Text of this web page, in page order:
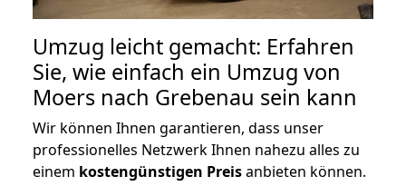
Umzug leicht gemacht: Erfahren
Sie, wie einfach ein Umzug von
Moers nach Grebenau sein kann
Wir können Ihnen garantieren, dass unser
professionelles Netzwerk Ihnen nahezu alles zu
einem kostengünstigen Preisanbieten können.